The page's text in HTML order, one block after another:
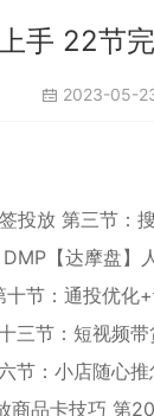
手 22节
2023-05-
投放 第三节：
【达摩盘】
节：通投优化
三节：短视频
节：小店随心
商品卡技巧 第